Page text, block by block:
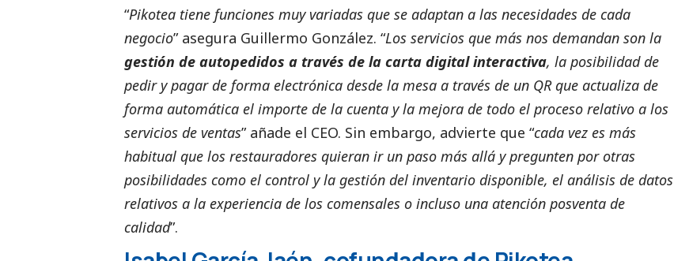
“Pikotea tiene funciones muy variadas que se adaptan a las necesidades de cada
negocio” asegura Guillermo González. “Los servicios que más nos demandan son la
gestión de autopedidos a través de la carta digital interactiva, la posibilidad de
pedir y pagar de forma electrónica desde la mesa a través de un QR que actualiza de
forma automática el importe de la cuenta y la mejora de todo el proceso relativo a los
servicios de ventas” añade el CEO. Sin embargo, advierte que “cada vez es más
habitual que los restauradores quieran ir un paso más allá y pregunten por otras
posibilidades como el control y la gestión del inventario disponible, el análisis de datos
relativos a la experiencia de los comensales o incluso una atención posventa de
calidad”.